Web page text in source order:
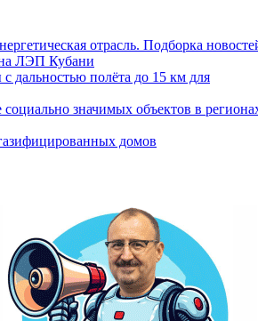
отрасль. Подборка
ЛЭП Кубани
дальностью полёта до 15 км для
значимых объектов в
домов